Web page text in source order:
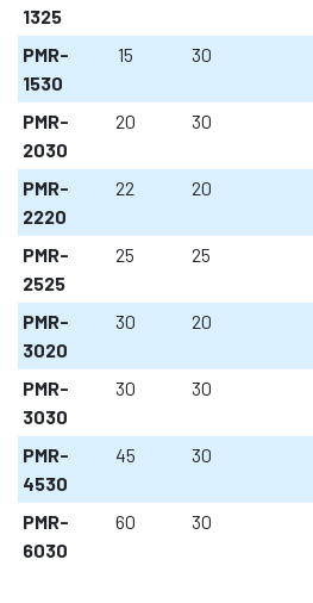
1325
PMR-
1530
15 30
PMR-
2030
20 30
PMR-
2220
22 20
PMR-
2525
25 25
PMR-
3020
30 20
PMR-
3030
30 30
PMR-
4530
45 30
PMR-
6030
60 30